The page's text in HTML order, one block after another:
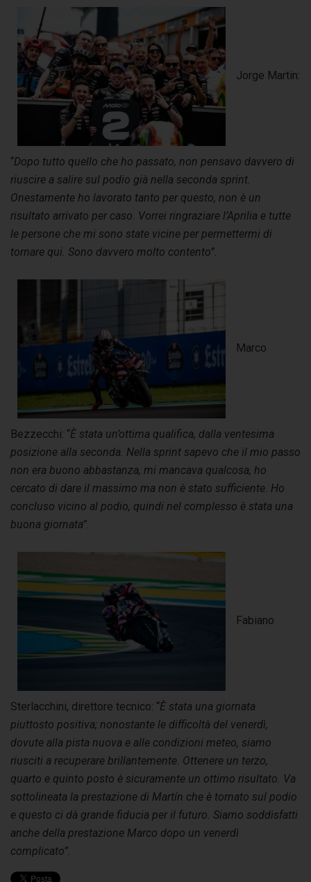
Jorge Martin:
“Dopo tutto quello che ho passato, non pensavo davvero di
riuscire a salire sul podio già nella seconda sprint.
Onestamente ho lavorato tanto per questo, non è un
risultato arrivato per caso. Vorrei ringraziare l’Aprilia e tutte
le persone che mi sono state vicine per permettermi di
tornare qui. Sono davvero molto contento”.
Marco
Bezzecchi: “È stata un’ottima qualifica, dalla ventesima
posizione alla seconda. Nella sprint sapevo che il mio passo
non era buono abbastanza, mi mancava qualcosa, ho
cercato di dare il massimo ma non è stato sufficiente. Ho
concluso vicino al podio, quindi nel complesso è stata una
buona giornata”
Fabiano
Sterlacchini, direttore tecnico: “È stata una giornata
piuttosto positiva; nonostante le difficoltà del venerdì,
dovute alla pista nuova e alle condizioni meteo, siamo
riusciti a recuperare brillantemente. Ottenere un terzo,
quarto e quinto posto è sicuramente un ottimo risultato. Va
sottolineata la prestazione di Martín che è tornato sul podio
e questo ci dà grande fiducia per il futuro. Siamo soddisfatti
anche della prestazione Marco dopo un venerdì
complicato”.